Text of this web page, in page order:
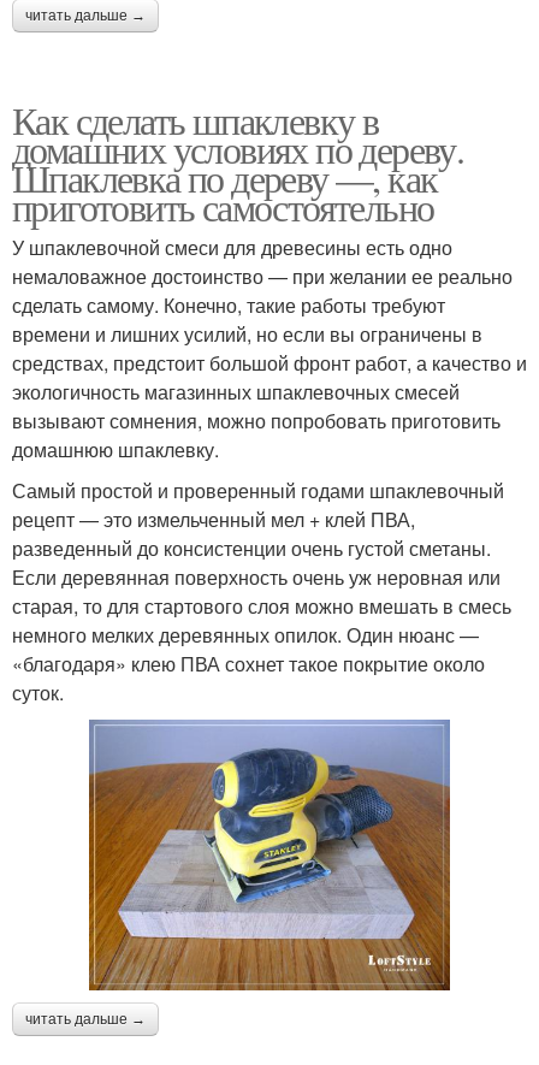
читать дальше →
Как сделать шпаклевку в
домашних условиях по дереву.
Шпаклевка по дереву —, как
приготовить самостоятельно
У шпаклевочной смеси для древесины есть одно
немаловажное достоинство — при желании ее реально
сделать самому. Конечно, такие работы требуют
времени и лишних усилий, но если вы ограничены в
средствах, предстоит большой фронт работ, а качество и
экологичность магазинных шпаклевочных смесей
вызывают сомнения, можно попробовать приготовить
домашнюю шпаклевку.
Самый простой и проверенный годами шпаклевочный
рецепт — это измельченный мел + клей ПВА,
разведенный до консистенции очень густой сметаны.
Если деревянная поверхность очень уж неровная или
старая, то для стартового слоя можно вмешать в смесь
немного мелких деревянных опилок. Один нюанс —
«благодаря» клею ПВА сохнет такое покрытие около
суток.
читать дальше →